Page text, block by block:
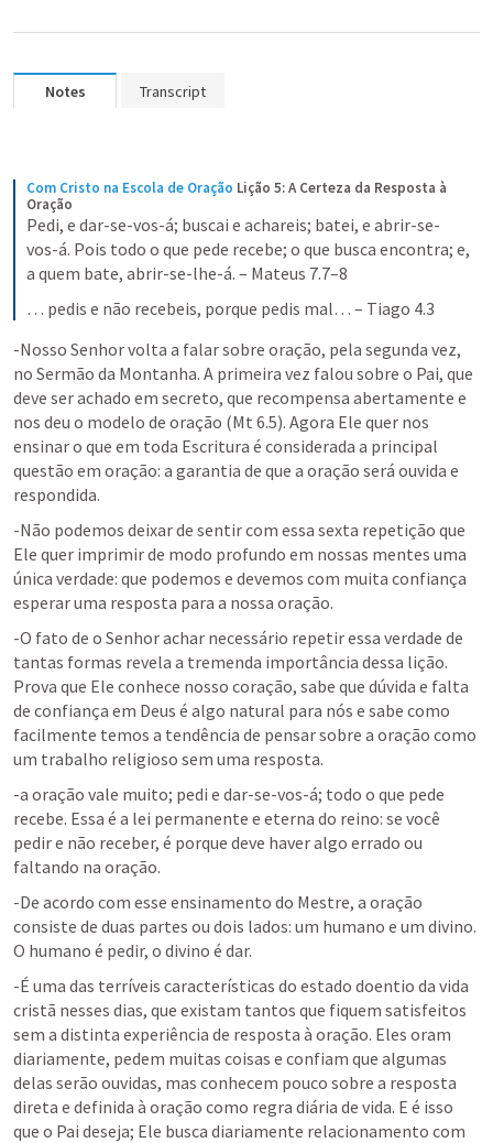
Notes Transcript
Com Cristo na Escola de Oração Lição 5: A Certeza da Resposta à
Oração
Pedi, e dar-se-vos-á; buscai e achareis; batei, e abrir-se-
vos-á. Pois todo o que pede recebe; o que busca encontra; e,
a quem bate, abrir-se-lhe-á. – Mateus 7.7–8
… pedis e não recebeis, porque pedis mal… – Tiago 4.3
-Nosso Senhor volta a falar sobre oração, pela segunda vez,
no Sermão da Montanha. A primeira vez falou sobre o Pai, que
deve ser achado em secreto, que recompensa abertamente e
nos deu o modelo de oração (Mt 6.5). Agora Ele quer nos
ensinar o que em toda Escritura é considerada a principal
questão em oração: a garantia de que a oração será ouvida e
respondida.
-Não podemos deixar de sentir com essa sexta repetição que
Ele quer imprimir de modo profundo em nossas mentes uma
única verdade: que podemos e devemos com muita confiança
esperar uma resposta para a nossa oração.
-O fato de o Senhor achar necessário repetir essa verdade de
tantas formas revela a tremenda importância dessa lição.
Prova que Ele conhece nosso coração, sabe que dúvida e falta
de confiança em Deus é algo natural para nós e sabe como
facilmente temos a tendência de pensar sobre a oração como
um trabalho religioso sem uma resposta.
-a oração vale muito; pedi e dar-se-vos-á; todo o que pede
recebe. Essa é a lei permanente e eterna do reino: se você
pedir e não receber, é porque deve haver algo errado ou
faltando na oração.
-De acordo com esse ensinamento do Mestre, a oração
consiste de duas partes ou dois lados: um humano e um divino.
O humano é pedir, o divino é dar.
-É uma das terríveis características do estado doentio da vida
cristã nesses dias, que existam tantos que fiquem satisfeitos
sem a distinta experiência de resposta à oração. Eles oram
diariamente, pedem muitas coisas e confiam que algumas
delas serão ouvidas, mas conhecem pouco sobre a resposta
direta e definida à oração como regra diária de vida. E é isso
que o Pai deseja; Ele busca diariamente relacionamento com